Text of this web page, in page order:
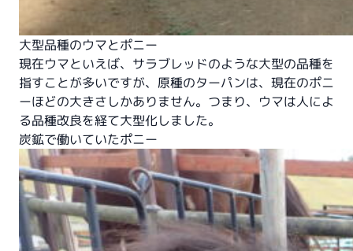
大型品種のウマとポニー
現在ウマといえば、サラブレッドのような大型の品種を
指すことが多いですが、原種のターパンは、現在のポニ
ーほどの大きさしかありません。つまり、ウマは人によ
る品種改良を経て大型化しました。
炭鉱で働いていたポニー